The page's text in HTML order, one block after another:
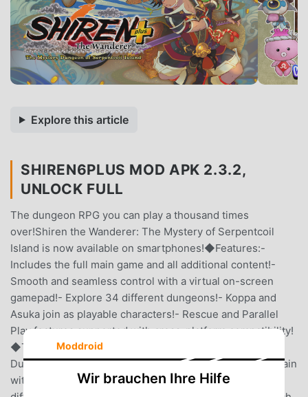
Explore this article
SHIREN6PLUS MOD APK 2.3.2,
UNLOCK FULL
The dungeon RPG you can play a thousand times
over!Shiren the Wanderer: The Mystery of Serpentcoil
Island is now available on smartphones!◆Features:-
Includes the full main game and all additional content!-
Smooth and seamless control with a virtual on-screen
gamepad!- Explore 34 different dungeons!- Koppa and
Asuka join as playable characters!- Rescue and Parallel
Play features supported with cross-platform compatibility!
◆The ""Mystery Dungeon"" Awaits!In the Mystery
Dungeon, the layout of its many floors, the tools you obtain
within, and the presence of both friends and foes are
Moddroid
Wir brauchen Ihre Hilfe